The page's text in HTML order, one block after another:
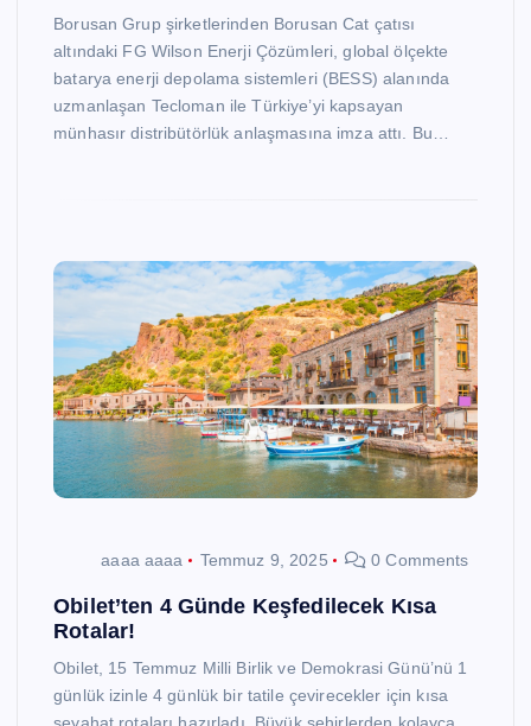
Borusan Grup şirketlerinden Borusan Cat çatısı
altındaki FG Wilson Enerji Çözümleri, global ölçekte
batarya enerji depolama sistemleri (BESS) alanında
uzmanlaşan Tecloman ile Türkiye’yi kapsayan
münhasır distribütörlük anlaşmasına imza attı. Bu…
aaaa aaaa Temmuz 9, 2025 0 Comments
Obilet’ten 4 Günde Keşfedilecek Kısa
Rotalar!
Obilet, 15 Temmuz Milli Birlik ve Demokrasi Günü’nü 1
günlük izinle 4 günlük bir tatile çevirecekler için kısa